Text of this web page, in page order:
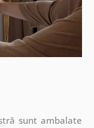
sunt ambalate